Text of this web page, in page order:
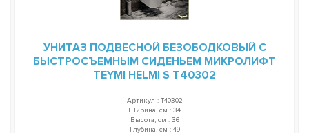
УНИТАЗ ПОДВЕСНОЙ БЕЗОБОДКОВЫЙ С
БЫСТРОСЪЕМНЫМ СИДЕНЬЕМ МИКРОЛИФТ
TEYMI HELMI S T40302
Артикул : T40302
Ширина, см : 34
Высота, см : 36
Глубина, см : 49